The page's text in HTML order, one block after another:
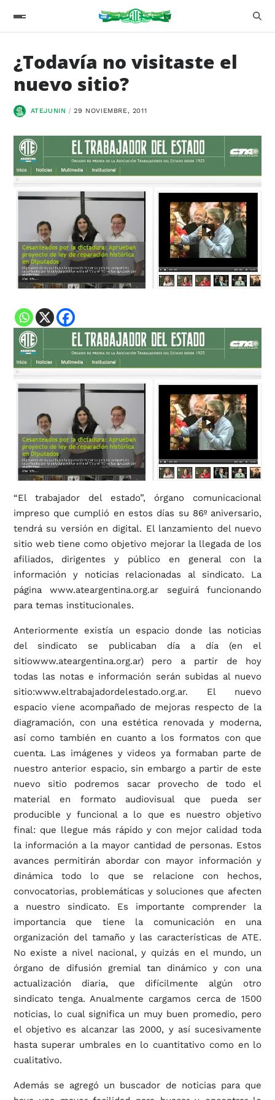
¿Todavía no visitaste el
nuevo sitio?
ATEJUNIN 29 NOVIEMBRE, 2011
“El trabajador del estado”, órgano comunicacional
impreso que cumplió en estos días su 86º aniversario,
tendrá su versión en digital. El lanzamiento del nuevo
sitio web tiene como objetivo mejorar la llegada de los
afiliados, dirigentes y público en general con la
información y noticias relacionadas al sindicato. La
páginawww.ateargentina.org.ar seguirá funcionando
para temas institucionales.
Anteriormente existía un espacio donde las noticias
del sindicato se publicaban día a día (en el
sitiowww.ateargentina.org.ar) pero a partir de hoy
todas las notas e información serán subidas al nuevo
sitio:www.eltrabajadordelestado.org.ar. El nuevo
espacio viene acompañado de mejoras respecto de la
diagramación, con una estética renovada y moderna,
así como también en cuanto a los formatos con que
cuenta. Las imágenes y videos ya formaban parte de
nuestro anterior espacio, sin embargo a partir de este
nuevo sitio podremos sacar provecho de todo el
material en formato audiovisual que pueda ser
producible y funcional a lo que es nuestro objetivo
final: que llegue más rápido y con mejor calidad toda
la información a la mayor cantidad de personas. Estos
avances permitirán abordar con mayor información y
dinámica todo lo que se relacione con hechos,
convocatorias, problemáticas y soluciones que afecten
a nuestro sindicato. Es importante comprender la
importancia que tiene la comunicación en una
organización del tamaño y las características de ATE.
No existe a nivel nacional, y quizás en el mundo, un
órgano de difusión gremial tan dinámico y con una
actualización diaria, que difícilmente algún otro
sindicato tenga. Anualmente cargamos cerca de 1500
noticias, lo cual significa un muy buen promedio, pero
el objetivo es alcanzar las 2000, y así sucesivamente
hasta superar umbrales en lo cuantitativo como en lo
cualitativo.
Además se agregó un buscador de noticias para que